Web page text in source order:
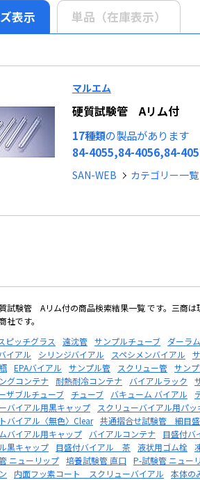
表示
単品（在庫表示）
マルエム
硬質試験管 Aリム付
17種類の製品があります
84-4055,84-4056,84-
SAN-WEB カテゴリー一覧
試験管 Aリム付の商品検索結果一覧 です。三商
社です。
ピッチグラス 遠沈管 サンプルチューブ ダーラ
イアル
シリンジバイアル スペシメンバイアル
EPAバイアル サンプル管 スクリュー管 サン
グコンテナ 耐熱耐冷コンテナ バイアルラック
ザブルチューブ
チューブ バキューム バイアル
バイアル用黒キャップ
スクリューバイアル用パッ
バイアル〈無色〉Clear 共通摺合せ試験管 細目
バイアル用キャップ
バイアルコンテナ 目盛付バ
黒キャップ
目盛付バイアル 茶 液状用ゴム栓
ニューリップ 培養試験管 直口 P-試験管 ニュー
内面フッ素コート スクリューバイアル 本体の